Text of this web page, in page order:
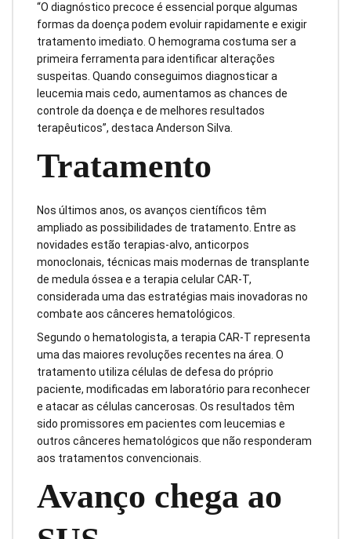
“O diagnóstico precoce é essencial porque algumas
formas da doença podem evoluir rapidamente e exigir
tratamento imediato. O hemograma costuma ser a
primeira ferramenta para identificar alterações
suspeitas. Quando conseguimos diagnosticar a
leucemia mais cedo, aumentamos as chances de
controle da doença e de melhores resultados
terapêuticos”, destaca Anderson Silva.
Tratamento
Nos últimos anos, os avanços científicos têm
ampliado as possibilidades de tratamento. Entre as
novidades estão terapias-alvo, anticorpos
monoclonais, técnicas mais modernas de transplante
de medula óssea e a terapia celular CAR-T,
considerada uma das estratégias mais inovadoras no
combate aos cânceres hematológicos.
Segundo o hematologista, a terapia CAR-T representa
uma das maiores revoluções recentes na área. O
tratamento utiliza células de defesa do próprio
paciente, modificadas em laboratório para reconhecer
e atacar as células cancerosas. Os resultados têm
sido promissores em pacientes com leucemias e
outros cânceres hematológicos que não responderam
aos tratamentos convencionais.
Avanço chega ao